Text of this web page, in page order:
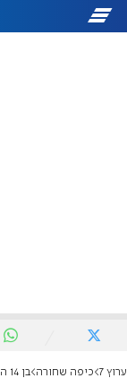
ערוץ 7 כיפה שחורה בן 14 הואשם ב-20 עבירות שנאה כנגד יהודים